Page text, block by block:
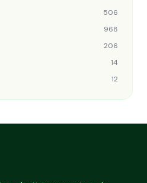
506
968
206
14
12